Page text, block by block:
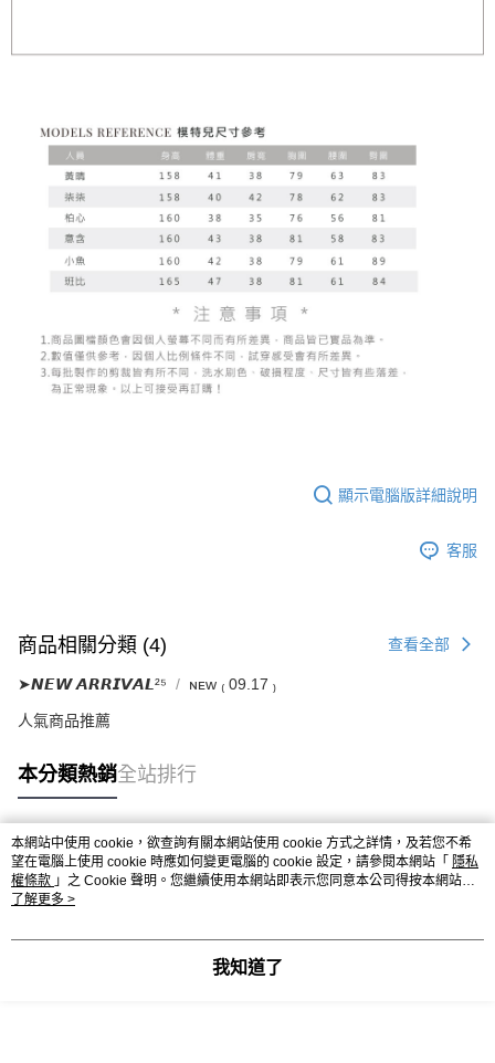
顯示電腦版詳細說明
客服
商品相關分類 (4) 查看全部
➤𝙉𝙀𝙒 𝘼𝙍𝙍𝙄𝙑𝘼𝙇²⁵ ɴᴇᴡ ₍ 09.17 ₎
人氣商品推薦
本分類熱銷全站排行
熱門標籤
本網站中使用 cookie，欲查詢有關本網站使用 cookie 方式之詳情，及若您不希
望在電腦上使用 cookie 時應如何變更電腦的 cookie 設定，請參閱本網站「 隱私
權條款 」之 Cookie 聲明。您繼續使用本網站即表示您同意本公司得按本網站使
用條款之 Cookie 聲明使用 cookie。
了解更多 >
我知道了